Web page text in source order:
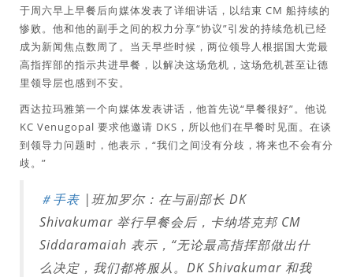
于周六早上早餐后向媒体发表了详细讲话，以结束 CM 船持续的
惨败。他和他的副手之间的权力分享“协议”引发的持续危机已经
成为新闻焦点数周了。当天早些时候，两位领导人根据国大党最
高指挥部的指示共进早餐，以解决这场危机，这场危机甚至让德
里领导层也感到不安。
西达拉玛雅第一个向媒体发表讲话，他首先说“早餐很好”。他说
KC Venugopal 要求他邀请 DKS，所以他们在早餐时见面。在谈
到领导力问题时，他表示，“我们之间没有分歧，将来也不会有分
歧。”
＃手表 |班加罗尔：在与副部长 DK
Shivakumar 举行早餐会后，卡纳塔克邦 CM
Siddaramaiah 表示，“无论最高指挥部做出什
么决定，我们都将服从。DK Shivakumar 和我